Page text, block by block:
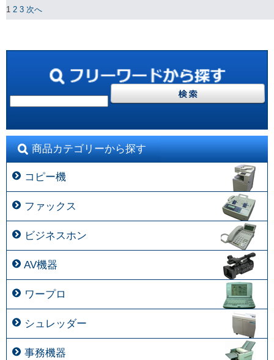
1 2 3 次へ
商品カテゴリーから探す
コピー機
ファックス
ビジネスホン
AV機器
ワープロ
シュレッダー
事務機器